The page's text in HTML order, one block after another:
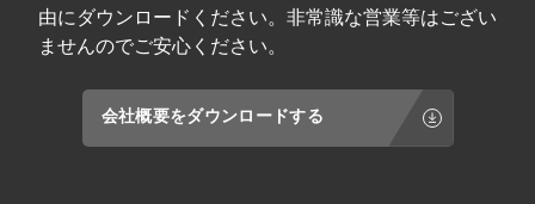
由にダウンロードください。非常識な営業等はござい
ませんのでご安心ください。
会社概要をダウンロードする